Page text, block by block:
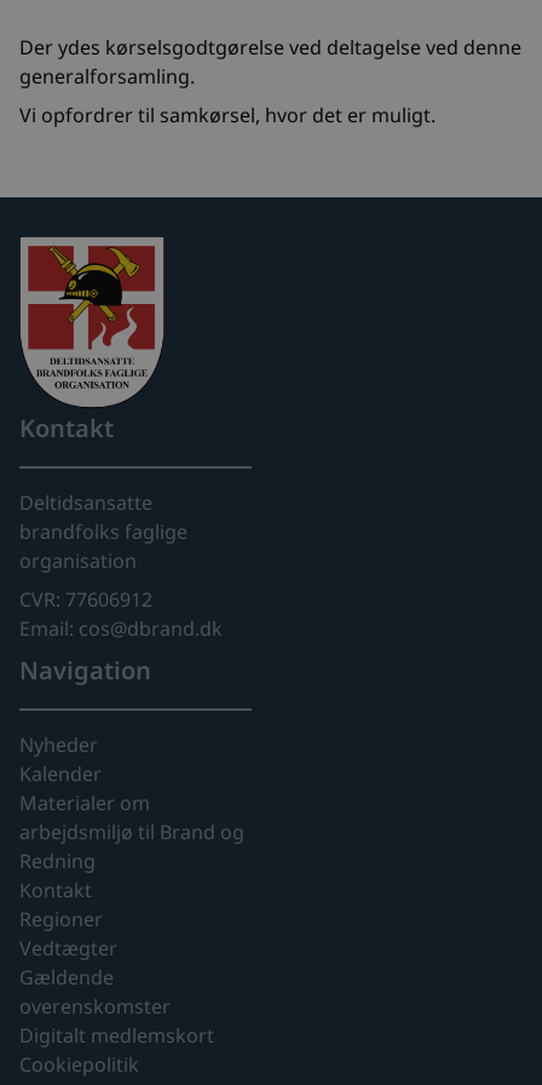
Der ydes kørselsgodtgørelse ved deltagelse ved denne
generalforsamling.
Vi opfordrer til samkørsel, hvor det er muligt.
Kontakt
Deltidsansatte
brandfolks faglige
organisation
CVR: 77606912
Email: cos@dbrand.dk
Navigation
Nyheder
Kalender
Materialer om
arbejdsmiljø til Brand og
Redning
Kontakt
Regioner
Vedtægter
Gældende
overenskomster
Digitalt medlemskort
Cookiepolitik